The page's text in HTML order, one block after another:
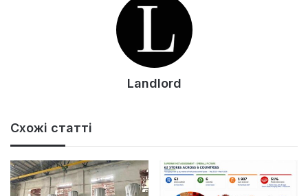
Landlord
Схожі статті